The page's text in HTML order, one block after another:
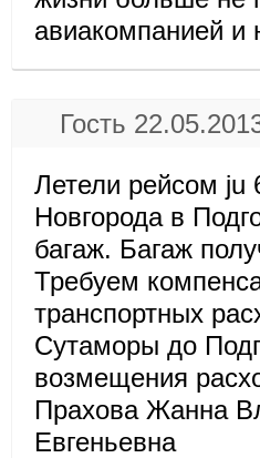
авиакомпанией и
Гость
Летели рейсом ju
Новгорода в
багаж. Багаж
Требуем
транспортных
Сутаморы до
возмещения
Прахова Жанна
Евгеньевна